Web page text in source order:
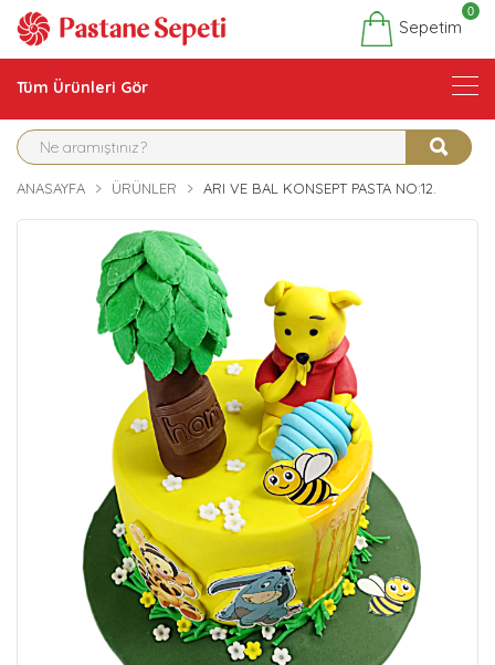
Sepetim
0
Tüm Ürünleri Gör
ANASAYFA ÜRÜNLER ARI VE BAL KONSEPT PASTA NO:12.